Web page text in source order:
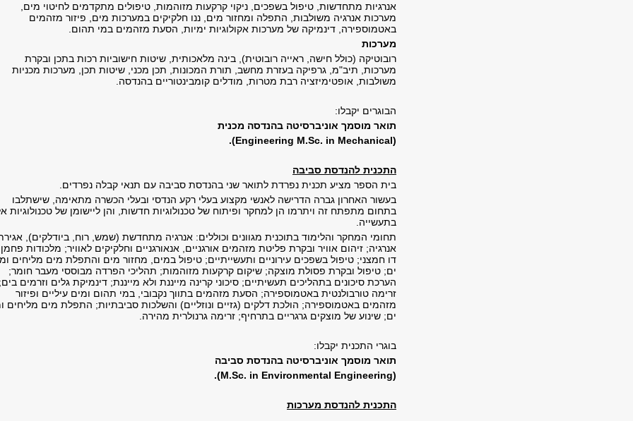
אנרגיות מתחדשות, טיפול בשפכים, ניקוי קרקעות מזוהמות, טיפולים מתקדמים לחיטוי מים,
מערכות אנרגיה משולבות, התפלה ומחזור מים, ננו חלקיקים במערכות מים, פיזור מזהמים
באטמוספירה, דינמיקה של מערכות אקולוגיות ימיות, הסעת מזהמים במי תהום.
מערכות
רובוטיקה (כולל חישה, ראייה רובוטית), בינה מלאכותית, שיטות חישוביות רכות בתכן ובקרת
מערכות, תיב"מ, גרפיקה בעזרת מחשב, תורת המכונות, תכן מכני, שיטות תכן, מערכות מכניות
משולבות, אופטימיזציה רבת מטרות, מודלים קומבינטוריים בהנדסה.
הבוגרים יקבלו:
תואר מוסמך אוניברסיטה בהנדסה מכנית
(
M.Sc. in Mechanical
Engineering
).
התכנית להנדסת סביבה
בית הספר מציע תכנית נפרדת לתואר שני בהנדסת סביבה עם תנאי קבלה נפרדים.
בעשור האחרון גברה הדרישה לאנשי מקצוע בעלי רקע הנדסי ובעלי הכשרה מתאימה, שישתלבו
בתחום מתפתח זה ויתרמו הן למחקר ופיתוח של טכנולוגיות חדשות, והן ליישומן של טכנולוגיות
בתעשייה.
תחומי המחקר והלימוד בתוכנית מגוונים וכוללים: אנרגיה מתחדשת (שמש, רוח, ביודלקים),
אנרגיה; זיהום אוויר ובקרת פליטת מזהמים אורגניים, אנאורגניים וחלקיקים לאוויר; מלכודות פחמן
דו חמצני; טיפול בשפכים עירוניים ותעשייתיים; טיפול במים, מחזור מים והתפלת מים מליחים
ים; טיפול ובקרת פסולת מוצקה; שיקום קרקעות מזוהמות; תהליכי הפרדה מבוססי מעבר חומר;
הערכת סיכונים בתהליכים תעשיתיים; סיכוני קרינה מייננת ולא מייננת; דינמיקת גלים וזרמים בים
זרימה טורבולנטית באטמוספירה; הסעת מזהמים בתווך נקבובי, במי תהום ומים עיליים ופיזור
מזהמים באטמוספירה; הולכת דלקים (גזיים ונוזליים) והשלכות סביבתיות; התפלת מים מליחים
ים; שינוע של מוצקים גרגריים בתרחיף; זרימה גרנולרית מהירה.
בוגרי התכנית יקבלו:
תואר מוסמך אוניברסיטה בהנדסת סביבה
(
M.Sc. in Environmental Engineering
).
התכנית להנדסת מערכות